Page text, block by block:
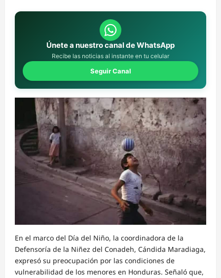
Únete a nuestro canal de WhatsApp
Recibe las noticias al instante en tu celular
Seguir Canal
En el marco del Día del Niño, la coordinadora de la
Defensoría de la Niñez del Conadeh, Cándida Maradiaga,
expresó su preocupación por las condiciones de
vulnerabilidad de los menores en Honduras. Señaló que,